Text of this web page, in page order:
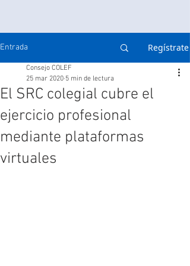
Entrada Regístrate
El SRC colegial cubre el
ejercicio profesional
mediante plataformas
virtuales
Consejo COLEF
25 mar 2020 5 min de lectura